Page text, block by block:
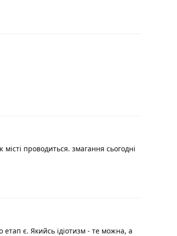
проводиться. змагання сьогодні
етап є. Якийсь ідіотизм - те можна, а